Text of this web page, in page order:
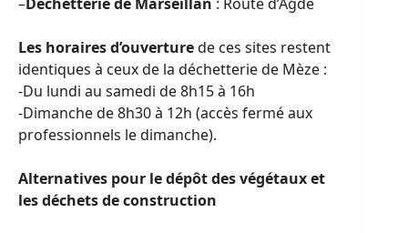
Les horaires d’ouverturede ces sites restent
identiques à ceux de la déchetterie de Mèze :
-Du lundi au samedi de 8h15 à 16h
-Dimanche de 8h30 à 12h (accès fermé aux
professionnels le dimanche).
Alternatives pour le dépôt des végétaux et
les déchets de construction